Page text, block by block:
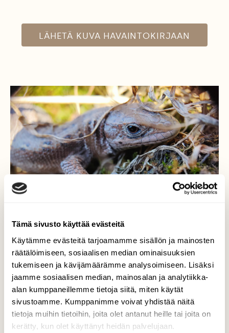
Tämä sivusto käyttää evästeitä
Käytämme evästeitä tarjoamamme sisällön ja mainosten
räätälöimiseen, sosiaalisen median ominaisuuksien
tukemiseen ja kävijämäärämme analysoimiseen. Lisäksi
jaamme sosiaalisen median, mainosalan ja analytiikka-
alan kumppaneillemme tietoja siitä, miten käytät
sivustoamme. Kumppanimme voivat yhdistää näitä
tietoja muihin tietoihin, joita olet antanut heille tai joita on
kerätty, kun olet käyttänyt heidän palvelujaan.
LÄHETÄ KUVA HAVAINTOKIRJAAN
Sisilisko
Kävelyllä bongattu sisilisko
paistattelemassa päivää aurinkoisessa